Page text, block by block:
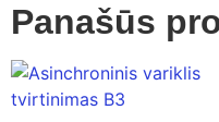
Panašūs